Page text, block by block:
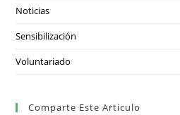
Noticias
Sensibilización
Voluntariado
Comparte Este Articulo